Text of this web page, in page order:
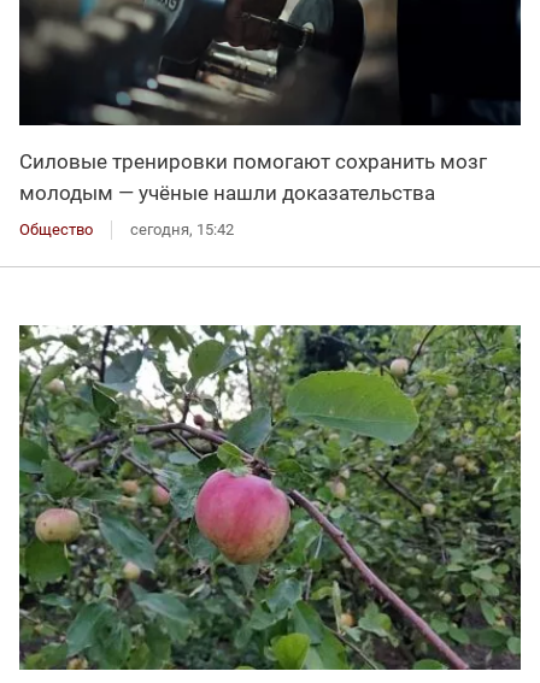
Силовые тренировки помогают сохранить мозг
молодым — учёные нашли доказательства
Общество сегодня, 15:42